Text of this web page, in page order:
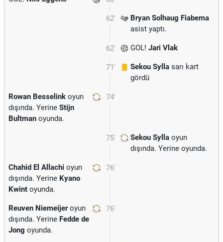
62'
Bryan Solhaug Fiabema
asist yaptı.
62' GOL! Jari Vlak
71' Sekou Sylla sarı kart
gördü
74'
Rowan Besselink oyun
dışında. Yerine Stijn
Bultman oyunda.
75' Sekou Sylla oyun
dışında. Yerine oyunda.
76'
Chahid El Allachi oyun
dışında. Yerine Kyano
Kwint oyunda.
76'
Reuven Niemeijeroyun
dışında. Yerine Fedde de
Jong oyunda.